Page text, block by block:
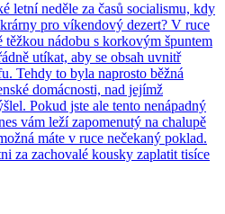
letní neděle za časů socialismu, kdy
pro víkendový dezert? V ruce
nádobu s korkovým špuntem
utíkat, aby se obsah uvnitř
Tehdy to byla naprosto běžná
domácnosti, nad jejímž
Pokud jste ale tento nenápadný
vám leží zapomenutý na chalupě
máte v ruce nečekaný poklad.
za zachovalé kousky zaplatit tisíce